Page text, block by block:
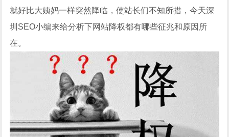
就好比大姨妈一样突然降临，使站长们不知所措，今天深
圳SEO小编来给分析下网站降权都有哪些征兆和原因所
在。